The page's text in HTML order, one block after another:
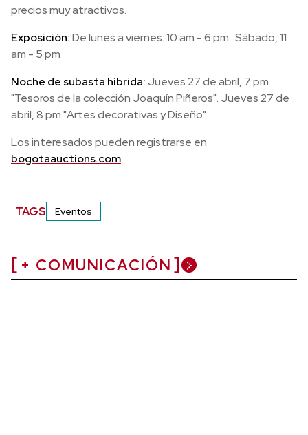
precios muy atractivos.
Exposición:De lunes a viernes: 10 am - 6 pm . Sábado, 11
am - 5 pm
Noche de subasta híbrida: Jueves 27 de abril, 7 pm
"Tesoros de la colección Joaquín Piñeros". Jueves 27 de
abril, 8 pm "Artes decorativas y Diseño"
Los interesados pueden registrarse en
bogotaauctions.com
TAGS Eventos
+ COMUNICACIÓN